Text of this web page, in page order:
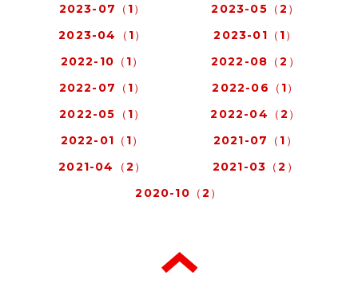
2023-07（1）
2023-05（2）
2023-04（1）
2023-01（1）
2022-10（1）
2022-08（2）
2022-07（1）
2022-06（1）
2022-05（1）
2022-04（2）
2022-01（1）
2021-07（1）
2021-04（2）
2021-03（2）
2020-10（2）